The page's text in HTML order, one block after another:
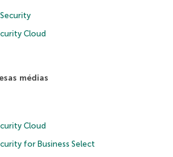
Cloud
médias
Cloud
for Business Select